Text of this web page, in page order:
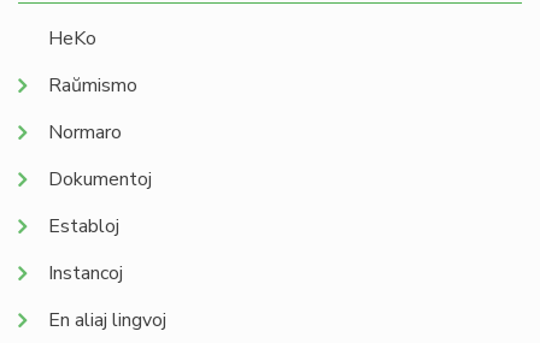
HeKo
Raŭmismo
Normaro
Dokumentoj
Establoj
Instancoj
En aliaj lingvoj